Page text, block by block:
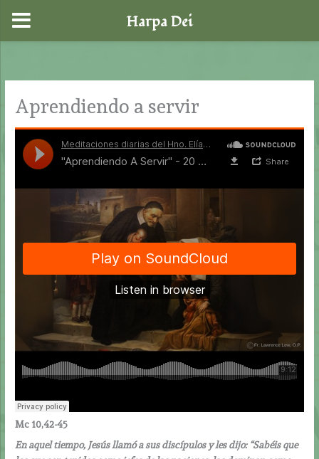
contenido
Aprendiendo a servir
Mc 10,42-45
En aquel tiempo, Jesús llamó a sus discípulos y les dijo: “Sabéis que
Harpa Dei